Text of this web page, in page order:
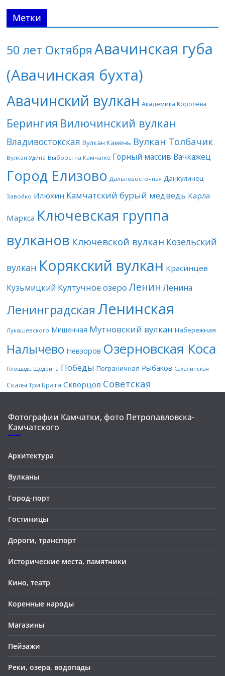
Метки
50 лет Октября Авачинская губа
(Авачинская бухта)
Авачинский вулкан Академика Королева
Берингия Вилючинский вулкан
Владивостокская Вулкан Камень Вулкан Толбачик
Вулкан Удина Выборы на Камчатке Горный массив Вачкажец
Город Елизово Дальневосточная Данкулинец
Завойко Илюхин Камчатский бурый медведь Карла
Маркса Ключевская группа
вулканов Ключевской вулкан Козельский
вулкан Корякский вулкан Красинцев
Кузьмицкий Култучное озеро Ленин Ленина
Ленинградская Ленинская
Лукашевского Мишенная Мутновский вулкан Набережная
Налычево Невзоров Озерновская Коса
Площадь Щедрина Победы Пограничная Рыбаков Сахалинская
Скалы Три Брата Скворцов Советская
Фотографии Камчатки, фото Петропавловска-
Камчатского
Архитектура
Вулканы
Город-порт
Гостиницы
Дороги, транспорт
Исторические места, памятники
Кино, театр
Коренные народы
Магазины
Пейзажи
Реки, озера, водопады